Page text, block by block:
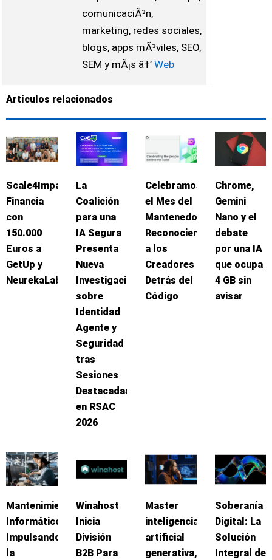
comunicaciÃ³n,
marketing, redes sociales,
blogs, apps mÃ³viles, SEO,
SEM y mÃ¡s â†’Web
Artículos relacionados
Scale4Impact
Financia
con
150.000
Euros a
GetUp y
NeurekaLab
La
Coalición
para una
IA Segura
Presenta
Nueva
Investigación
sobre
Identidad
Agente y
Seguridad
tras
Sesiones
Destacadas
en RSAC
2026
Celebramos
el Mes del
Mantenedor:
Reconociendo
a los
Creadores
Detrás del
Código
Chrome,
Gemini
Nano y el
debate
por una IA
que ocupa
4 GB sin
avisar
Mantenimiento
Informático:
Impulsando
la
Winahost
Inicia
División
B2B Para
Master
inteligencia
artificial
generativa,
Soberanía
Digital: La
Solución
Integral de